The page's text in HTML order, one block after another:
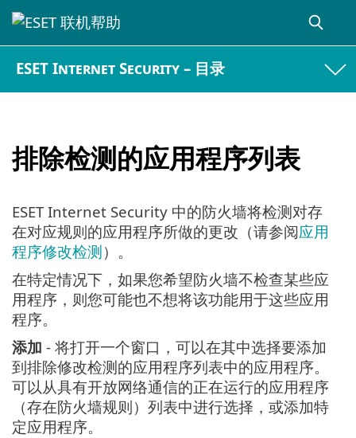
ESET Internet Security – 目录
排除检测的应用程序列表
ESET Internet Security 中的防火墙将检测对存
在对应规则的应用程序所做的更改（请参阅应用
程序修改检测）。
在特定情况下，如果您希望防火墙不检查某些应
用程序，则您可能也不想将该功能用于这些应用
程序。
添加 - 将打开一个窗口，可以在其中选择要添加
到排除修改检测的应用程序列表中的应用程序。
可以从具有开放网络通信的正在运行的应用程序
（存在防火墙规则）列表中进行选择，或添加特
定应用程序。